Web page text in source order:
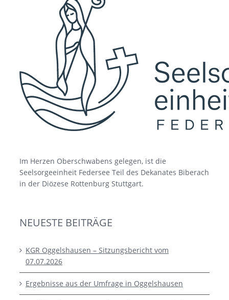
Im Herzen Oberschwabens gelegen, ist die
Seelsorgeeinheit Federsee Teil des Dekanates Biberach
in der Diözese Rottenburg Stuttgart.
NEUESTE BEITRÄGE
KGR Oggelshausen – Sitzungsbericht vom
07.07.2026
Ergebnisse aus der Umfrage in Oggelshausen